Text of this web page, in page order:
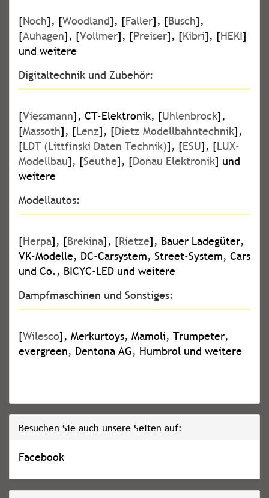
[Noch], [Woodland], [Faller], [Busch],
[Auhagen], [Vollmer], [Preiser], [Kibri], [HEKI]
und weitere
Digitaltechnik und Zubehör:
[Viessmann], CT-Elektronik, [Uhlenbrock],
[Massoth], [Lenz], [Dietz Modellbahntechnik],
[LDT (Littfinski Daten Technik)], [ESU], [LUX-
Modellbau], [Seuthe], [Donau Elektronik] und
weitere
Modellautos:
[Herpa], [Brekina], [Rietze], Bauer Ladegüter,
VK-Modelle, DC-Carsystem, Street-System, Cars
und Co., BICYC-LED und weitere
Dampfmaschinen und Sonstiges:
[Wilesco], Merkurtoys, Mamoli, Trumpeter,
evergreen, Dentona AG, Humbrol und weitere
Besuchen Sie auch unsere Seiten auf:
Facebook